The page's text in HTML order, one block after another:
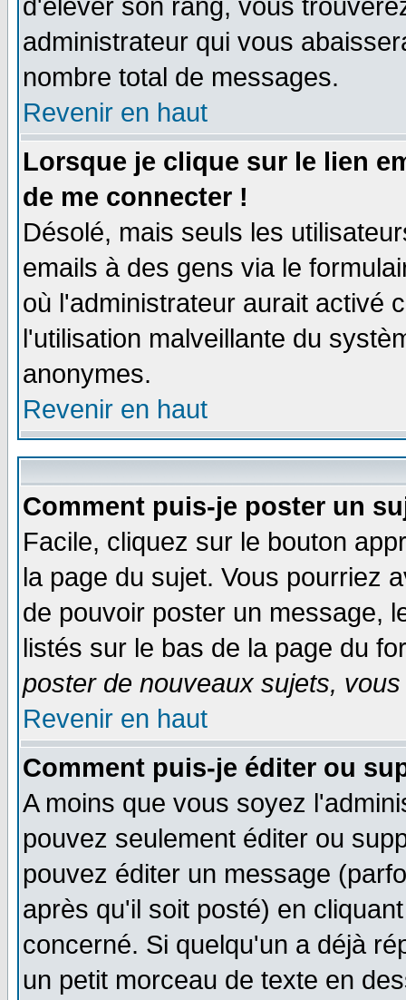
d'élever son rang, vous
administrateur qui vous
nombre total de messages.
Revenir en haut
Lorsque je clique sur le lien
de me connecter !
Désolé, mais seuls les
emails à des gens via le
où l'administrateur aurait activé
l'utilisation malveillante du
anonymes.
Revenir en haut
Comment puis-je poster un
Facile, cliquez sur le bouton
la page du sujet. Vous pourriez
de pouvoir poster un message,
listés sur le bas de la page du
poster de nouveaux sujets,
Revenir en haut
Comment puis-je éditer ou
A moins que vous soyez
pouvez seulement éditer ou
pouvez éditer un message
après qu'il soit posté) en
concerné. Si quelqu'un a déjà
un petit morceau de texte en